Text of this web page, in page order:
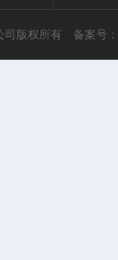
司版权所有 备案号